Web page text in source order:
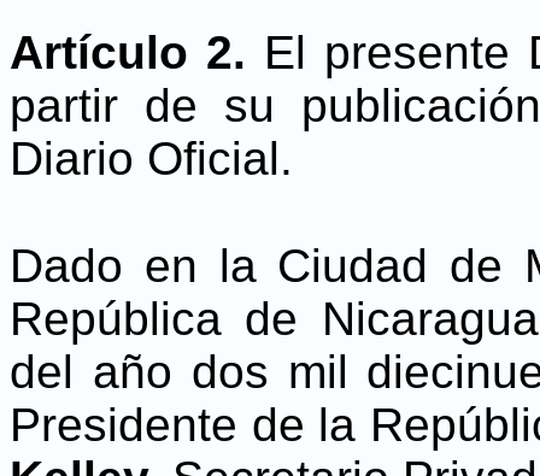
Artículo 2. El presente
partir de su
Diario Oficial.
Dado en la Ciudad de
República de
del año dos mil
Presidente de la